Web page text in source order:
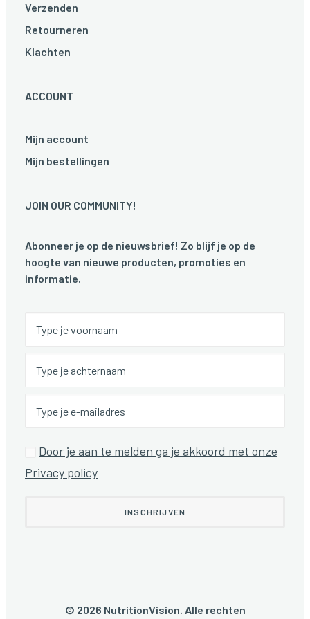
Verzenden
Retourneren
Klachten
ACCOUNT
Mijn account
Mijn bestellingen
JOIN OUR COMMUNITY!
Abonneer je op de nieuwsbrief! Zo blijf je op de
hoogte van nieuwe producten, promoties en
informatie.
Door je aan te melden ga je akkoord met onze
Privacy policy
© 2026 NutritionVision. Alle rechten